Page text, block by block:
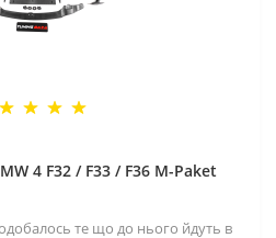
4 F32 / F33 / F36 M-Paket
те що до нього йдуть в